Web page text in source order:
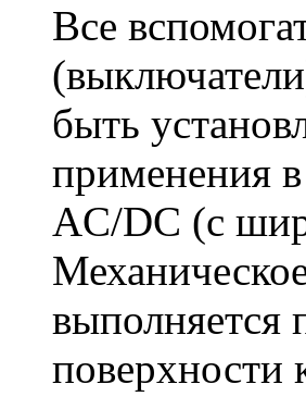
Все
быть
применения
AC/DC (с
выполняется
поверхности